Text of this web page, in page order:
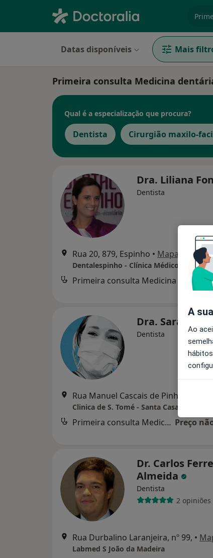
Datas disponíveis Mais
Primeira consulta Medicina
Qual é a especialização que procura?
Dentista Cirurgião maxilo-
Dra. Liliana
Dentista
Rua 20, 879, Espinho • Mapa
Dentalespinho - Clínica Médico-
Primeira consulta Medicina dentária
Dra. Sara Pinto
Dentista
Primeira consulta Medicina dentária Preço
Dr. Carlos
Almeida
Dentista
2 opiniões
Rua Durbalino Laranjeira, nº 99, •
Labmed S João da Madeira
A
Ao